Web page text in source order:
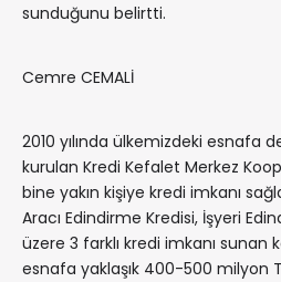
sunduğunu belirtti.
Cemre CEMALİ
2010 yılında ülkemizdeki esnafa
kurulan Kredi Kefalet Merkez
bine yakın kişiye kredi imkanı
Aracı Edindirme Kredisi, İşyeri
üzere 3 farklı kredi imkanı sunan
esnafa yaklaşık 400-500 milyon